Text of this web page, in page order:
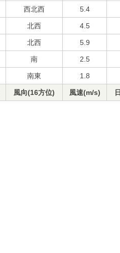
西北西 5.4
北西 4.5
北西 5.9
南 2.5
南東 1.8
風向(16方位) 風速(m/s)